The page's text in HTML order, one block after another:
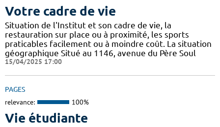
Votre cadre de vie
Situation de l'Institut et son cadre de vie, la
restauration sur place ou à proximité, les sports
praticables facilement ou à moindre coût. La situation
géographique Situé au 1146, avenue du Père Soul
15/04/2025 17:00
PAGES
relevance: 100%
Vie étudiante